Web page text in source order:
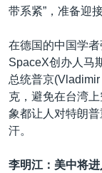
带系紧”，准备迎
在德国的中国学者
SpaceX创办人马
总统普京
克，避免在台湾
象都让人对特朗
汗。
李明江 ：美中将